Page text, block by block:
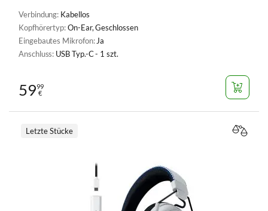
Verbindung: Kabellos
Kopfhörertyp:On-Ear, Geschlossen
Eingebautes Mikrofon: Ja
Anschluss: USB Typ.-C - 1 szt.
5999
€
Letzte Stücke